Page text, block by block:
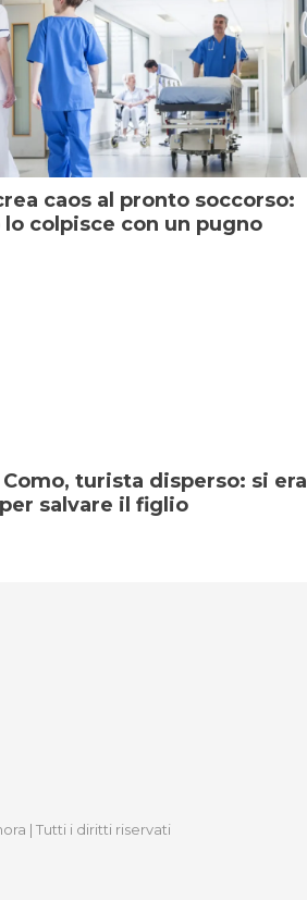
caos al pronto soccorso:
colpisce con un pugno
turista disperso: si era
salvare il figlio
| Tutti i diritti riservati